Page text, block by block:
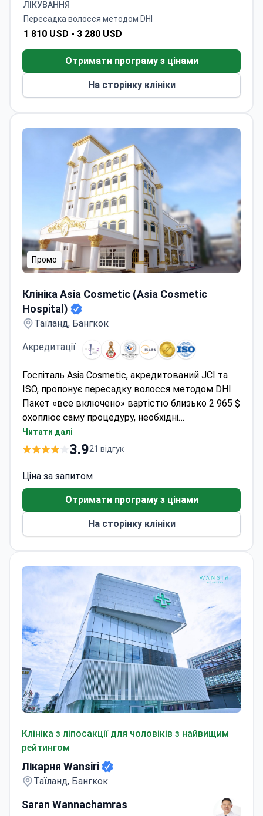
ЛІКУВАННЯ
Пересадка волосся методом DHI
1 810 USD - 3 280 USD
Отримати програму з цінами
На сторінку клініки
Промо
Клініка Asia Cosmetic (Asia Cosmetic
Hospital)
Таїланд, Бангкок
Акредитації :
Госпіталь Asia Cosmetic, акредитований JCI та
ISO, пропонує пересадку волосся методом DHI.
Пакет «все включено» вартістю близько 2 965 $
охоплює саму процедуру, необхідні
медикаменти, подальший медичний супровід
протягом шести місяців та трансфер з
лікар Сірінтіп має сертифікат ISAPS; згідно з
медичними записами, показник ускладнень при
виконанні цієї процедури у цього фахівця
становить 0%. Клініка забезпечує повну
підтримку англійською мовою для іноземних
Читати далі
3.921 відгук
Ціна за запитом
Отримати програму з цінами
На сторінку клініки
Клініка з ліпосакції для чоловіків з найвищим
рейтингом
Лікарня Wansiri
Таїланд, Бангкок
Saran Wannachamras